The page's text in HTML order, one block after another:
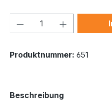
Produkt Anzahl:
Produktnummer: 651
Beschreibung